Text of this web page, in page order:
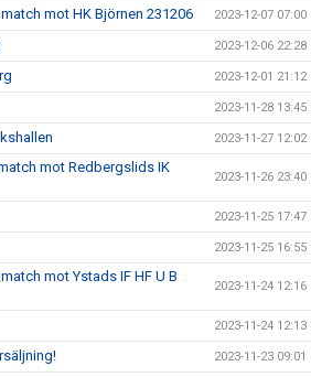
mot HK Björnen 231206 2023-12-07 07:00
2023-12-06 22:28
2023-12-01 21:12
2023-11-28 13:45
2023-11-27 12:02
mot Redbergslids IK
2023-11-26 23:40
2023-11-25 17:47
2023-11-25 16:55
mot Ystads IF HF U B
2023-11-24 12:16
2023-11-24 12:13
2023-11-23 09:01